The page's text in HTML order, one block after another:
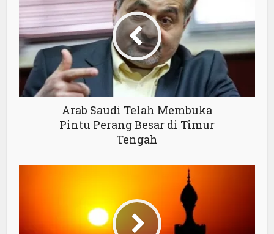
Arab Saudi Telah Membuka
Pintu Perang Besar di Timur
Tengah